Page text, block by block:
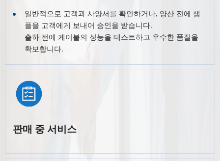
일반적으로 고객과 사양서를 확인하거나, 양산 전에 샘
플을 고객에게 보내어 승인을 받습니다.
출하 전에 케이블의 성능을 테스트하고 우수한 품질을
확보합니다.
판매 중 서비스